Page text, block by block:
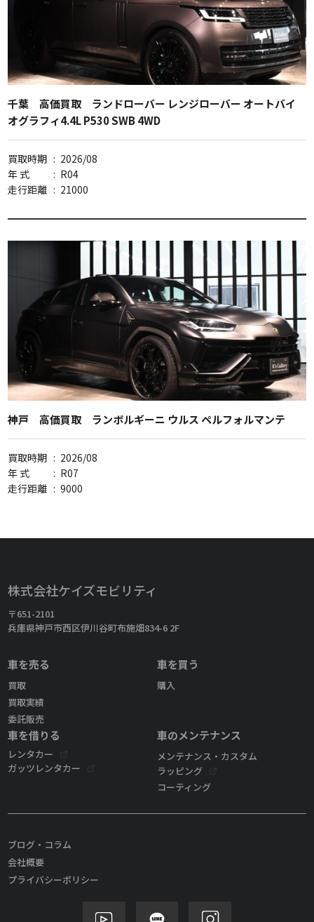
千葉 高価買取 ランドローバー レンジローバー オートバイ
オグラフィ4.4L P530 SWB 4WD
買取時期 : 2026/08
年 式
: R04
走行距離 : 21000
神戸 高価買取 ランボルギーニ ウルス ペルフォルマンテ
買取時期 : 2026/08
年 式
: R07
走行距離 : 9000
株式会社ケイズモビリティ
〒651-2101
兵庫県神戸市西区伊川谷町布施畑834-6 2F
車を売る
買取
買取実績
委託販売
車を買う
購入
車を借りる
レンタカー
ガッツレンタカー
車のメンテナンス
メンテナンス・カスタム
ラッピング
コーティング
ブログ・コラム
会社概要
プライバシーポリシー